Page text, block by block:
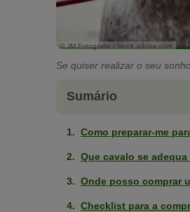
© JM Fotografie / stock.adobe.com
Se quiser realizar o seu
Sumário
Como preparar-me
Que cavalo se adequa
Onde posso comprar
Checklist para a